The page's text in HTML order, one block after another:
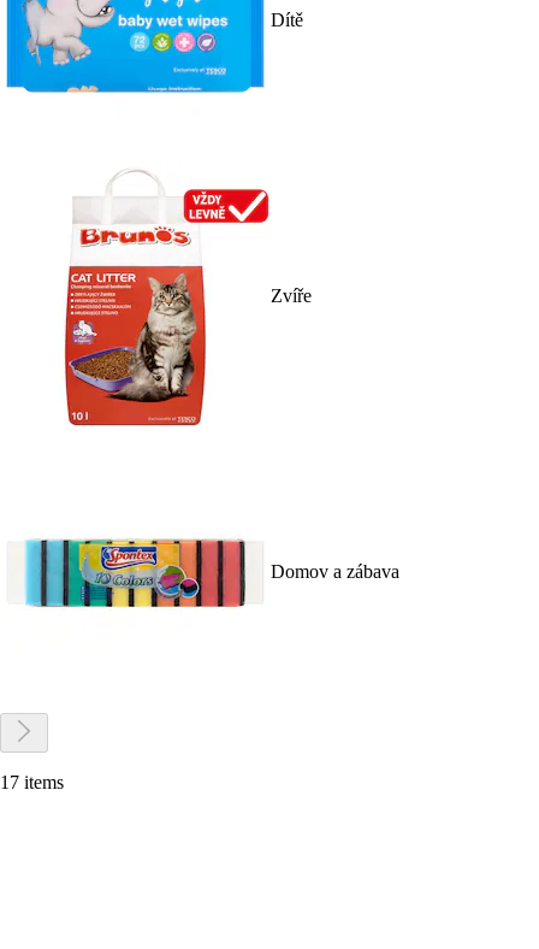
Dítě
Zvíře
Domov a zábava
17 items